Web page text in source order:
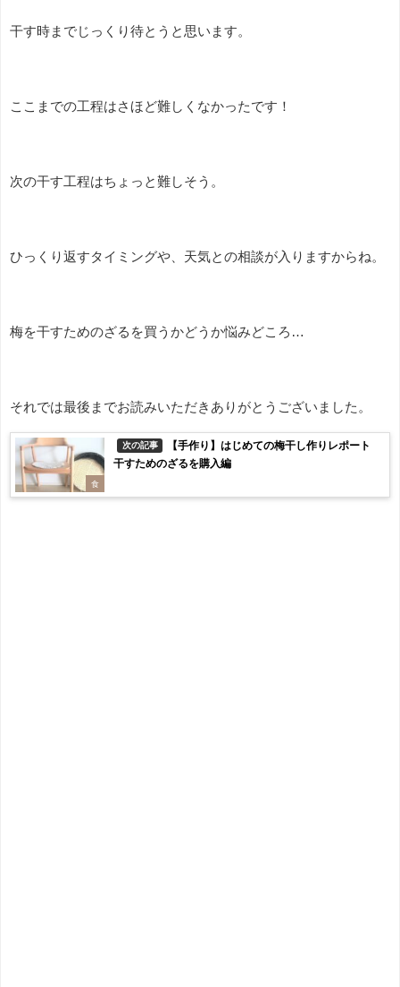
干す時までじっくり待とうと思います。
ここまでの工程はさほど難しくなかったです！
次の干す工程はちょっと難しそう。
ひっくり返すタイミングや、天気との相談が入りますからね。
梅を干すためのざるを買うかどうか悩みどころ…
それでは最後までお読みいただきありがとうございました。
食
次の記事
【手作り】はじめての梅干し作りレポート
干すためのざるを購入編